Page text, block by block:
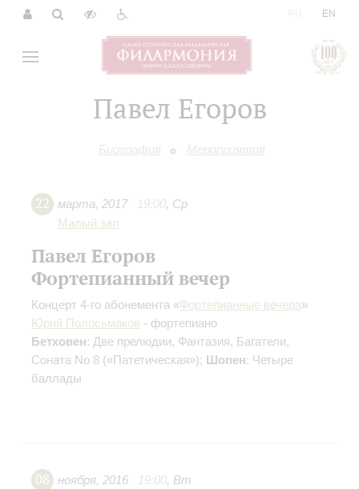
EN
Павел Егоров
Биография Мероприятия
22 марта, 2017 19:00, Ср
Малый зал
Павел Егоров
Фортепианный вечер
Концерт 4-го абонемента «Фортепианные вечера»
Юрий Полосьмаков - фортепиано
Бетховен: Две прелюдии, Фантазия, Багатели,
Соната No 8 («Патетическая»); Шопен: Четыре
баллады
08 ноября, 2016 19:00, Вт